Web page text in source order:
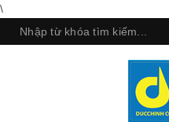
\